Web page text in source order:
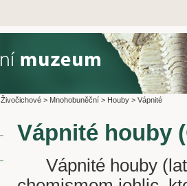
Živočichové > Mnohobuněční > Houby > Vápnité
Vápnité houby
Vápnité houby